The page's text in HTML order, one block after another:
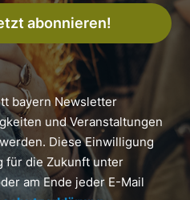
abonnieren!
bayern Newsletter
und Veranstaltungen
Diese Einwilligung
für die Zukunft unter
am Ende jeder E-Mail